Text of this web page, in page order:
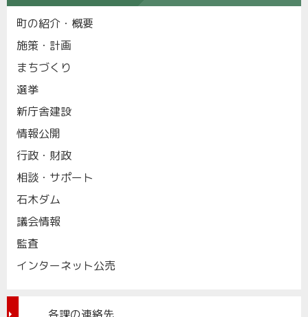
町の紹介・概要
施策・計画
まちづくり
選挙
新庁舎建設
情報公開
行政・財政
相談・サポート
石木ダム
議会情報
監査
インターネット公売